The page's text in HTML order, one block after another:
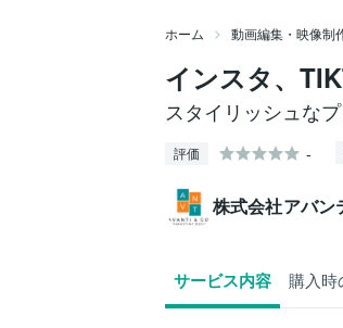
ホーム 動画編集・映像制
インスタ、
スタイリッシュな
評価 -
株式会社アバン
サービス内容 購入時